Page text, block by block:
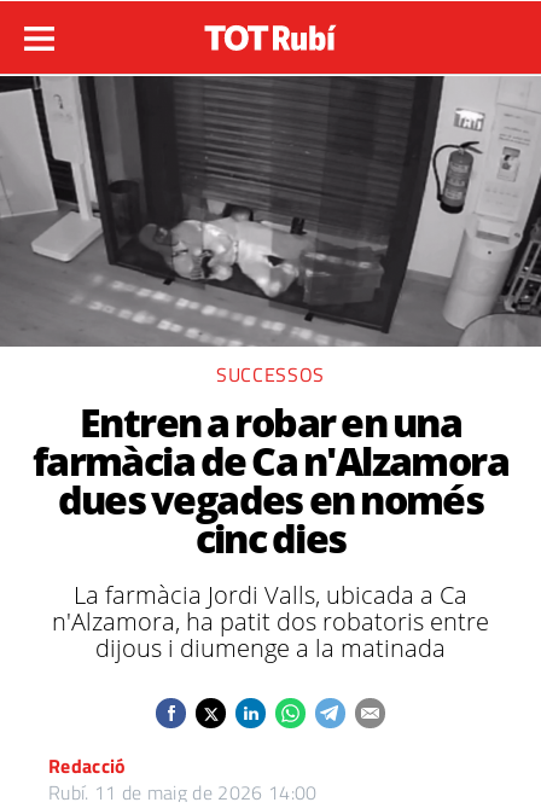
SUCCESSOS
Entren a robar en una
farmàcia de Ca n'Alzamora
dues vegades en només
cinc dies
La farmàcia Jordi Valls, ubicada a Ca
n'Alzamora, ha patit dos robatoris entre
dijous i diumenge a la matinada
Redacció
Rubí. 11 de maig de 2026 14:00